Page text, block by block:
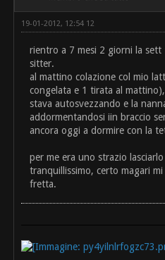
19-01-2012, 12:54 12
rientro a 7 mesi 2 giorni la
sitter.
al mattino colazione col mio
congelata e 1 tirata al
stava autosvezzando e la
addormentandosi iin braccio
ancora oggi a dormire con la
per me era uno strazio
tranquillissimo, certo magari
fretta.